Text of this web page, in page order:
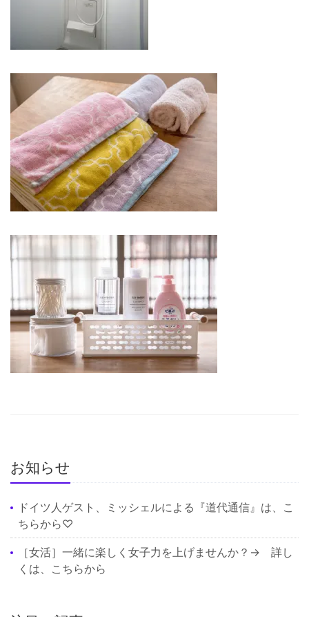
お知らせ
ドイツ人ゲスト、ミッシェルによる『道代通信』は、 こ
ちらから♡
［女活］一緒に楽しく女子力を上げませんか？→ 詳し
くは、 こちらから